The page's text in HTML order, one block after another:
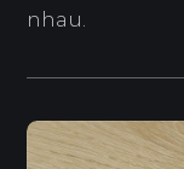
nhau.